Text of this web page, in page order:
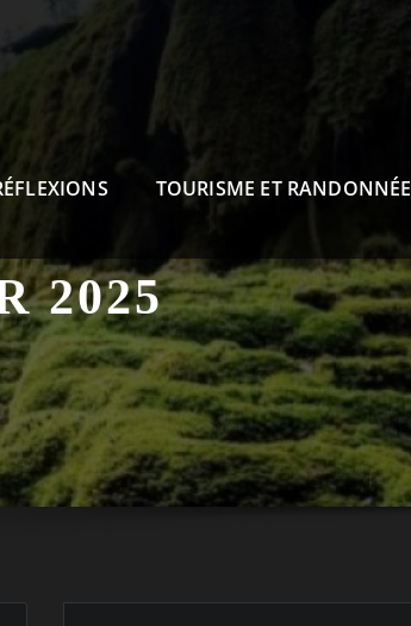
TOURISME ET RANDONNÉE
2025